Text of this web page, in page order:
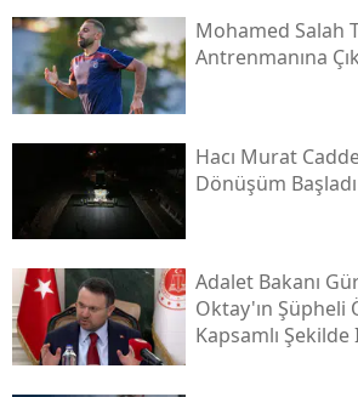
Mohamed Salah
Antrenmanına
Hacı Murat
Dönüşüm Başladı
Adalet Bakanı
Oktay'ın Şüpheli
Kapsamlı